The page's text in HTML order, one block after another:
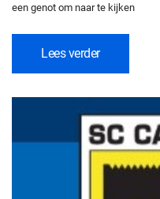
een genot om naar te kijken
Lees verder